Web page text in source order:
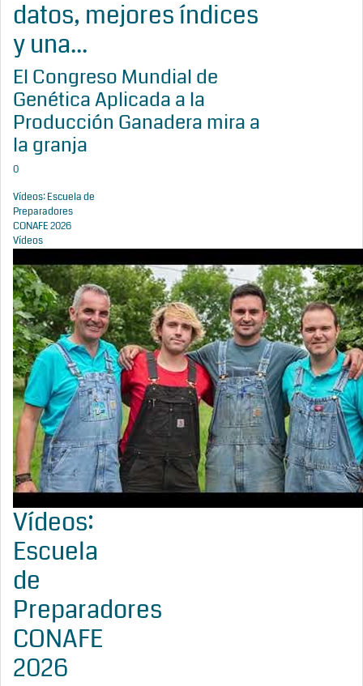
datos, mejores índices
y una...
El Congreso Mundial de
Genética Aplicada a la
Producción Ganadera mira a
la granja
0
Vídeos: Escuela de
Preparadores
CONAFE 2026
Vídeos
Vídeos:
Escuela
de
Preparadores
CONAFE
2026